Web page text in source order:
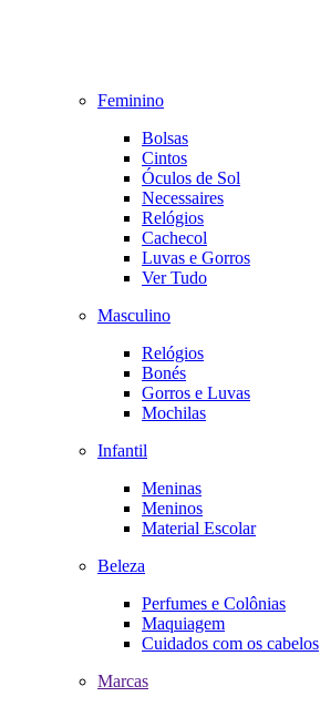
Feminino
Bolsas
Cintos
Óculos de Sol
Necessaires
Relógios
Cachecol
Luvas e Gorros
Ver Tudo
Masculino
Relógios
Bonés
Gorros e Luvas
Mochilas
Infantil
Meninas
Meninos
Material Escolar
Beleza
Perfumes e Colônias
Maquiagem
Cuidados com os cabelos
Marcas